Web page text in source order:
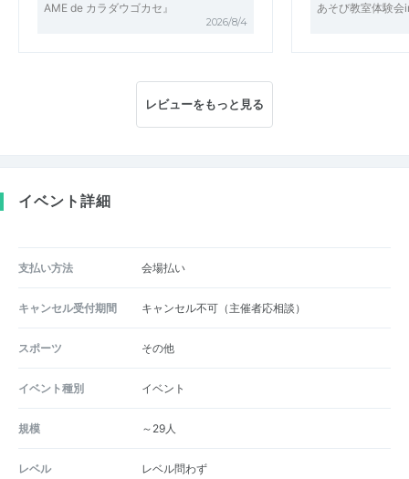
AME de カラダウゴカセ』
2026/8/4
あそび教室体験
レビューをもっと見る
イベント詳細
支払い方法 会場払い
キャンセル受付期間 キャンセル不可（主催者応相談）
スポーツ その他
イベント種別 イベント
規模 ～29人
レベル レベル問わず